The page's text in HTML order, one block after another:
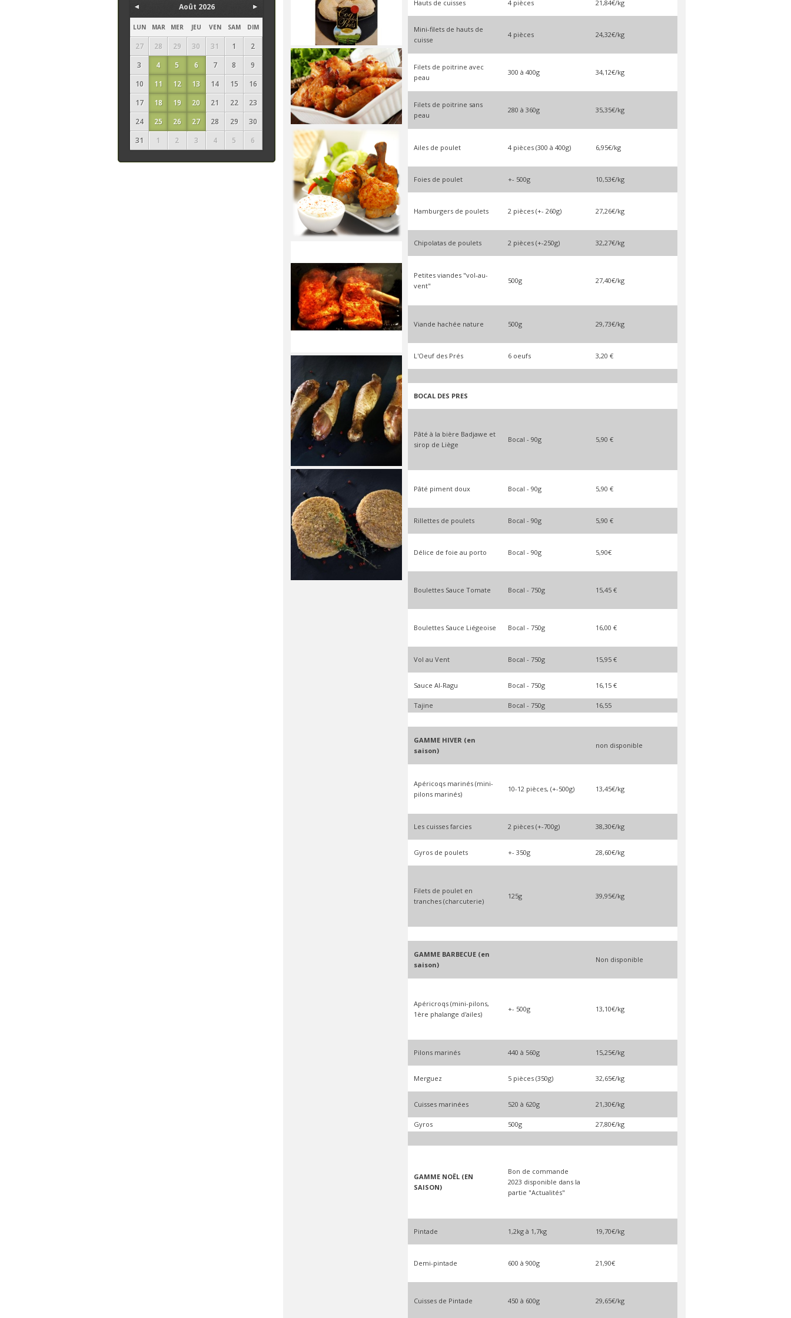
Août 2026
LUN MAR MER JEU VEN SAM DIM
27 28 29 30 31 1
2
3
4 5 6 7 8
9
10
11 12 13 14 15
16
17
18 19 20 21 22
23
24
25 26 27 28 29
30
31
1 2 3 4 5 6
Hauts de cuisses 4 pièces 21,84€/kg
Mini-filets de hauts de
cuisse
4 pièces 24,32€/kg
Filets de poitrine avec
peau
300 à 400g 34,12€/kg
Filets de poitrine sans
peau
280 à 360g 35,35€/kg
Ailes de poulet 4 pièces (300 à 400g) 6,95€/kg
Foies de poulet +- 500g 10,53€/kg
Hamburgers de poulets 2 pièces (+- 260g) 27,26€/kg
Chipolatas de poulets 2 pièces (+-250g) 32,27€/kg
Petites viandes "vol-au-
vent"
500g 27,40€/kg
Viande hachée nature 500g 29,73€/kg
L'Oeuf des Prés 6 oeufs 3,20 €
BOCAL DES PRES
Pâté à la bière Badjawe et
sirop de Liège
Bocal - 90g 5,90 €
Pâté piment doux Bocal - 90g 5,90 €
Rillettes de poulets Bocal - 90g 5,90 €
Délice de foie au porto Bocal - 90g 5,90€
Boulettes Sauce Tomate Bocal - 750g 15,45 €
Boulettes Sauce Liégeoise Bocal - 750g 16,00 €
Vol au Vent Bocal - 750g 15,95 €
Sauce Al-Ragu Bocal - 750g 16,15 €
Tajine Bocal - 750g 16,55
GAMME HIVER (en
saison)
non disponible
Apéricoqs marinés (mini-
pilons marinés)
10-12 pièces, (+-500g) 13,45€/kg
Les cuisses farcies 2 pièces (+-700g) 38,30€/kg
Gyros de poulets +- 350g 28,60€/kg
Filets de poulet en
tranches (charcuterie)
125g 39,95€/kg
GAMME BARBECUE (en
saison)
Non disponible
Apéricroqs (mini-pilons,
1ère phalange d'ailes)
+- 500g 13,10€/kg
Pilons marinés 440 à 560g 15,25€/kg
Merguez 5 pièces (350g) 32,65€/kg
Cuisses marinées 520 à 620g 21,30€/kg
Gyros 500g 27,80€/kg
GAMME NOËL (EN
SAISON)
Bon de commande
2023 disponible dans la
partie "Actualités"
Pintade 1,2kg à 1,7kg 19,70€/kg
Demi-pintade 600 à 900g 21,90€
Cuisses de Pintade 450 à 600g 29,65€/kg